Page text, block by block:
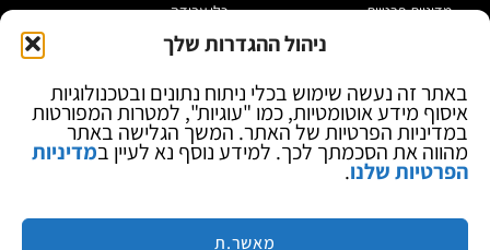
ניהול ההגדרות שלך
באתר זה נעשה שימוש בכלי ניתוח נתונים ובטכנולוגיות
איסוף מידע אוטומטיות, כמו "עוגיות", למטרות המפורטות
במדיניות הפרטיות של האתר. המשך הגלישה באתר
מהווה את הסכמתך לכך. למידע נוסף נא לעיין במדיניות
הפרטיות שלנו.
מאשר.ת
מדיניות פרטיות
בלוג
כלי עבודה
מוצרי הלחמה
ספקי כח ומודדים
ציוד אופטי להגדלה
מותגים